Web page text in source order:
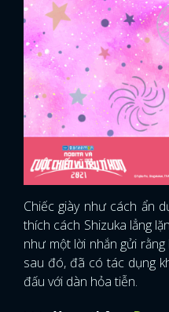
Chiếc giày như cách ẩn
thích cách Shizuka lẳng
như một lời nhắn gửi
sau đó, đã có tác dụng
đấu với dàn hỏa tiễn.